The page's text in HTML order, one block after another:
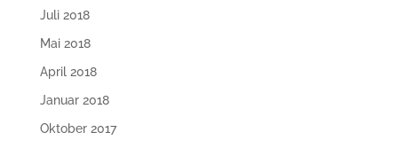
Juli 2018
Mai 2018
April 2018
Januar 2018
Oktober 2017